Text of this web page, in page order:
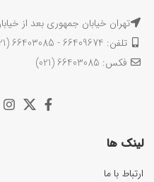
تهران خیابان جمهوری بعد از خیابان
تلفن: 66409674 - 66403085 (021)
فکس: 66403085 (021)
لینک ها
ارتباط با ما